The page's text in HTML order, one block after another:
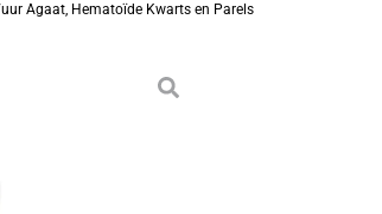
Agaat, Hematoïde Kwarts en Parels